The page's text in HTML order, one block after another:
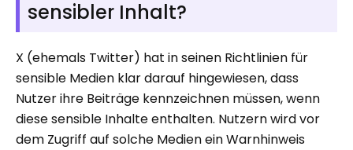
sensibler Inhalt?
X (ehemals Twitter) hat in seinen Richtlinien für
sensible Medien klar darauf hingewiesen, dass
Nutzer ihre Beiträge kennzeichnen müssen, wenn
diese sensible Inhalte enthalten. Nutzern wird vor
dem Zugriff auf solche Medien ein Warnhinweis